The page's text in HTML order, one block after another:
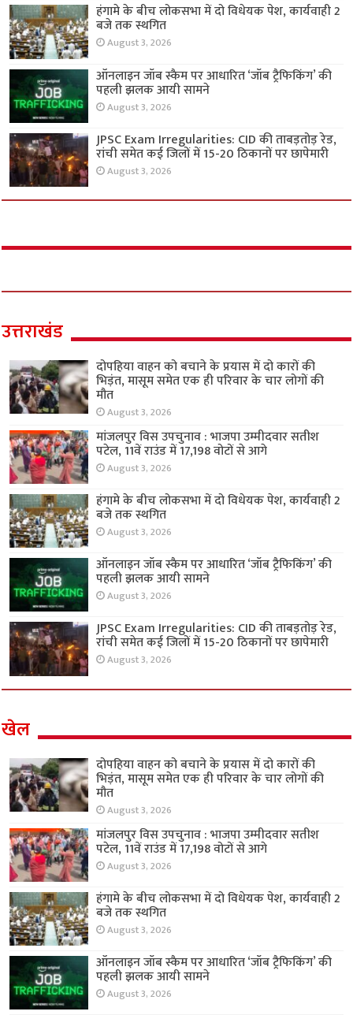
हंगामे के बीच लोकसभा में दो विधेयक पेश, कार्यवाही 2
बजे तक स्थगित
August 3, 2026
ऑनलाइन जॉब स्कैम पर आधारित ‘जॉब ट्रैफिकिंग’ की
पहली झलक आयी सामने
August 3, 2026
JPSC Exam Irregularities: CID की ताबड़तोड़ रेड,
रांची समेत कई जिलों में 15-20 ठिकानों पर छापेमारी
August 3, 2026
उत्तराखंड
दोपहिया वाहन को बचाने के प्रयास में दो कारों की
भिड़ंत, मासूम समेत एक ही परिवार के चार लोगों की
मौत
August 3, 2026
मांजलपुर विस उपचुनाव : भाजपा उम्मीदवार सतीश
पटेल, 11वें राउंड में 17,198 वोटों से आगे
August 3, 2026
हंगामे के बीच लोकसभा में दो विधेयक पेश, कार्यवाही 2
बजे तक स्थगित
August 3, 2026
ऑनलाइन जॉब स्कैम पर आधारित ‘जॉब ट्रैफिकिंग’ की
पहली झलक आयी सामने
August 3, 2026
JPSC Exam Irregularities: CID की ताबड़तोड़ रेड,
रांची समेत कई जिलों में 15-20 ठिकानों पर छापेमारी
August 3, 2026
खेल
दोपहिया वाहन को बचाने के प्रयास में दो कारों की
भिड़ंत, मासूम समेत एक ही परिवार के चार लोगों की
मौत
August 3, 2026
मांजलपुर विस उपचुनाव : भाजपा उम्मीदवार सतीश
पटेल, 11वें राउंड में 17,198 वोटों से आगे
August 3, 2026
हंगामे के बीच लोकसभा में दो विधेयक पेश, कार्यवाही 2
बजे तक स्थगित
August 3, 2026
ऑनलाइन जॉब स्कैम पर आधारित ‘जॉब ट्रैफिकिंग’ की
पहली झलक आयी सामने
August 3, 2026